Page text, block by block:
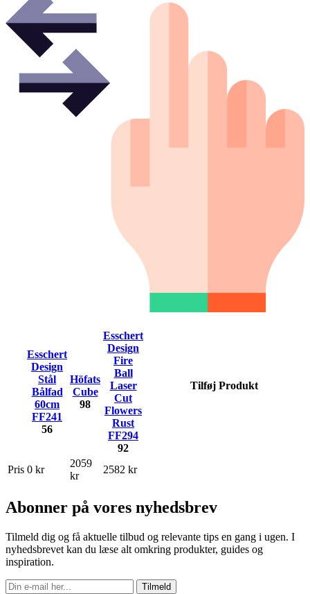
Esschert
Design
Stål
Bålfad
60cm
FF241
56
Höfats
Cube
98
Esschert
Design
Fire
Ball
Laser
Cut
Flowers
Rust
FF294
92
Tilføj Produkt
Pris 0 kr
2059
kr
2582 kr
Abonner på vores nyhedsbrev
Tilmeld dig og få aktuelle tilbud og relevante tips en gang i ugen. I
nyhedsbrevet kan du læse alt omkring produkter, guides og
inspiration.
Tilmeld